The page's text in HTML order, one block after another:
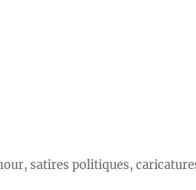
satires politiques,